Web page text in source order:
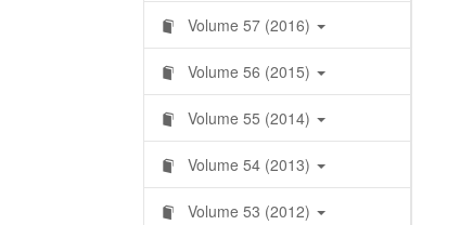
Volume 57 (2016)
Volume 56 (2015)
Volume 55 (2014)
Volume 54 (2013)
Volume 53 (2012)